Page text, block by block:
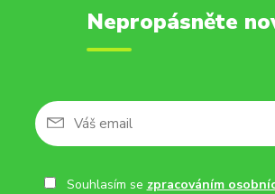
Nepropásněte
Souhlasím se zpracováním